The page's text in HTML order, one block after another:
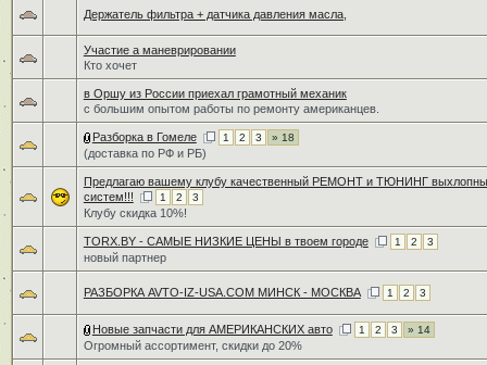
Держатель фильтра + датчика давления масла,
Участие а маневрировании
Кто хочет
в Оршу из России приехал грамотный механик
с большим опытом работы по ремонту американцев.
Разборка в Гомеле 1 2 3 » 18
(доставка по РФ и РБ)
Предлагаю вашему клубу качественный РЕМОНТ и ТЮНИНГ
систем!!!
1 2 3
Клубу скидка 10%!
TORX.BY - САМЫЕ НИЗКИЕ ЦЕНЫ в твоем городе 1 2 3
новый партнер
РАЗБОРКА AVTO-IZ-USA.COM МИНСК - МОСКВА 1 2 3
Новые запчасти для АМЕРИКАНСКИХ авто 1 2 3 » 14
Огромный ассортимент, скидки до 20%